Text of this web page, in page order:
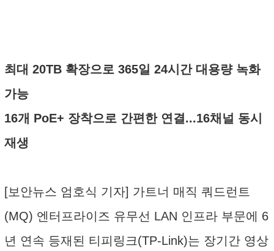
최대 20TB 확장으로 365일 24시간 대용량 녹화
가능
16개 PoE+ 장착으로 간편한 연결...16채널 동시
재생
[보안뉴스 엄호식 기자] 가트너 매직 쿼드런트
(MQ) 엔터프라이즈 유무선 LAN 인프라 부문에 6
년 연속 등재된 티피링크(TP-Link)는 장기간 영상